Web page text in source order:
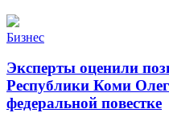
Бизнес
Эксперты оценили
Республики Коми
федеральной повестке